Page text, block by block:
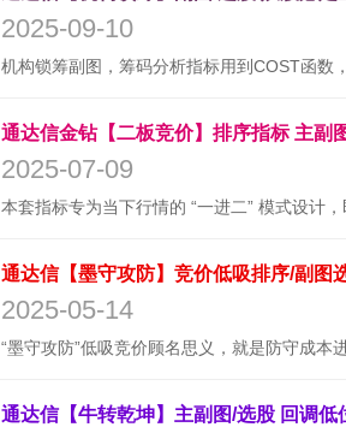
2025-09-10
2025-07-09
2025-05-14